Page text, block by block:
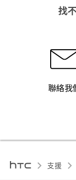
找
聯絡我
支援